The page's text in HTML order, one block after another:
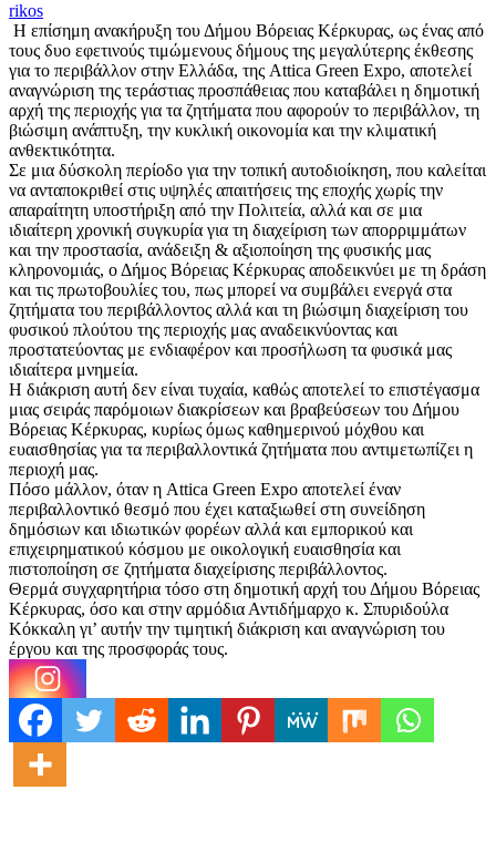
rikos
Η επίσημη ανακήρυξη του Δήμου Βόρειας Κέρκυρας, ως ένας από
τους δυο εφετινούς τιμώμενους δήμους της μεγαλύτερης έκθεσης
για το περιβάλλον στην Ελλάδα, της Attica Green Expo, αποτελεί
αναγνώριση της τεράστιας προσπάθειας που καταβάλει η δημοτική
αρχή της περιοχής για τα ζητήματα που αφορούν το περιβάλλον, τη
βιώσιμη ανάπτυξη, την κυκλική οικονομία και την κλιματική
ανθεκτικότητα.
Σε μια δύσκολη περίοδο για την τοπική αυτοδιοίκηση, που καλείται
να ανταποκριθεί στις υψηλές απαιτήσεις της εποχής χωρίς την
απαραίτητη υποστήριξη από την Πολιτεία, αλλά και σε μια
ιδιαίτερη χρονική συγκυρία για τη διαχείριση των απορριμμάτων
και την προστασία, ανάδειξη & αξιοποίηση της φυσικής μας
κληρονομιάς, ο Δήμος Βόρειας Κέρκυρας αποδεικνύει με τη δράση
και τις πρωτοβουλίες του, πως μπορεί να συμβάλει ενεργά στα
ζητήματα του περιβάλλοντος αλλά και τη βιώσιμη διαχείριση του
φυσικού πλούτου της περιοχής μας αναδεικνύοντας και
προστατεύοντας με ενδιαφέρον και προσήλωση τα φυσικά μας
ιδιαίτερα μνημεία.
Η διάκριση αυτή δεν είναι τυχαία, καθώς αποτελεί το επιστέγασμα
μιας σειράς παρόμοιων διακρίσεων και βραβεύσεων του Δήμου
Βόρειας Κέρκυρας, κυρίως όμως καθημερινού μόχθου και
ευαισθησίας για τα περιβαλλοντικά ζητήματα που αντιμετωπίζει η
περιοχή μας.
Πόσο μάλλον, όταν η Attica Green Expo αποτελεί έναν
περιβαλλοντικό θεσμό που έχει καταξιωθεί στη συνείδηση
δημόσιων και ιδιωτικών φορέων αλλά και εμπορικού και
επιχειρηματικού κόσμου με οικολογική ευαισθησία και
πιστοποίηση σε ζητήματα διαχείρισης περιβάλλοντος.
Θερμά συγχαρητήρια τόσο στη δημοτική αρχή του Δήμου Βόρειας
Κέρκυρας, όσο και στην αρμόδια Αντιδήμαρχο κ. Σπυριδούλα
Κόκκαλη γι’ αυτήν την τιμητική διάκριση και αναγνώριση του
έργου και της προσφοράς τους.